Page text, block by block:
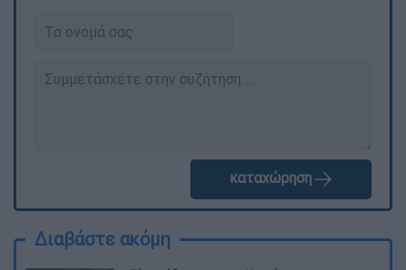
καταχώρηση
Διαβάστε ακόμη